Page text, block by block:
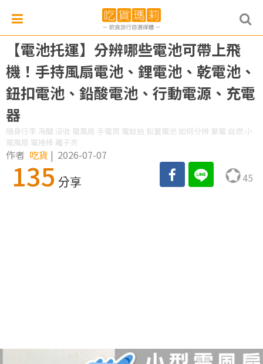
【電池托運】分辨哪些電池可帶上飛
機！手持風扇電池、鋰電池、乾電池、
鈕扣電池、鉛酸電池、行動電源、充電
器
隨身行李 海關 沒收 電風扇 手電筒 電蚊拍 鉛蓄電池 如何分辨 筆電 自燃 小
電風扇 電捲棒 離子夾
作者 吃貨 | 2026-07-07
135 分享 45